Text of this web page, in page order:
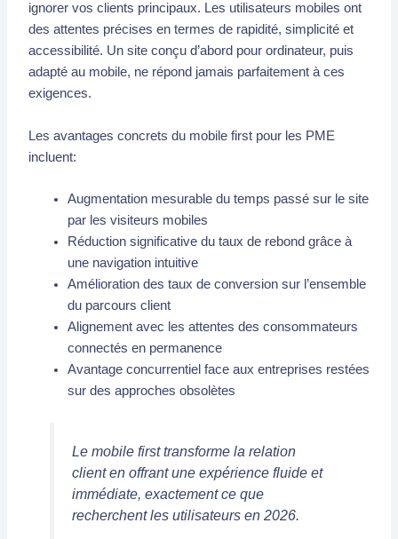
ignorer vos clients principaux. Les utilisateurs mobiles ont
des attentes précises en termes de rapidité, simplicité et
accessibilité. Un site conçu d’abord pour ordinateur, puis
adapté au mobile, ne répond jamais parfaitement à ces
exigences.
Les avantages concrets du mobile first pour les PME
incluent:
Augmentation mesurable du temps passé sur le site
par les visiteurs mobiles
Réduction significative du taux de rebond grâce à
une navigation intuitive
Amélioration des taux de conversion sur l’ensemble
du parcours client
Alignement avec les attentes des consommateurs
connectés en permanence
Avantage concurrentiel face aux entreprises restées
sur des approches obsolètes
Le mobile first transforme la relation
client en offrant une expérience fluide et
immédiate, exactement ce que
recherchent les utilisateurs en 2026.